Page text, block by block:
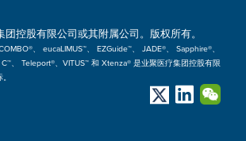
控股有限公司或其附属公司。版权所有。
、 eucaLIMUS™、 EZGuide™、 JADE®、 Sapphire®、
、 Teleport®、VITUS™ 和 Xtenza® 是业聚医疗集团控股有限